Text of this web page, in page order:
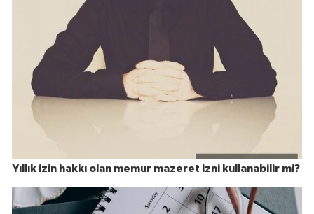
Yıllık izin hakkı olan memur mazeret izni kullanabilir mi?